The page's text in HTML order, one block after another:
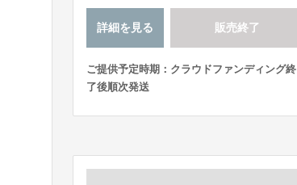
詳細を見る 販売終了
ご提供予定時期：クラウドファンディング終
了後順次発送